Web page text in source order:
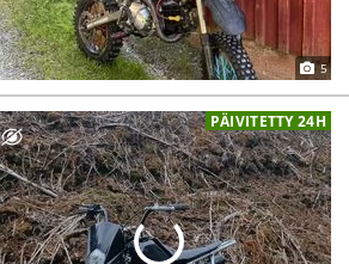
5
PÄIVITETTY 24H